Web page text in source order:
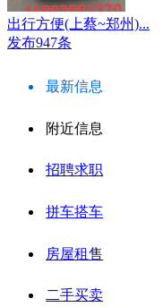
出行方便(上蔡~郑州)...
发布947条
最新信息
附近信息
招聘求职
拼车搭车
房屋租售
二手买卖